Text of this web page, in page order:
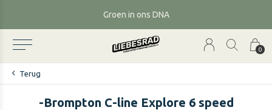
0
Groen in ons DNA
Terug
-Brompton C-line Explore 6 speed